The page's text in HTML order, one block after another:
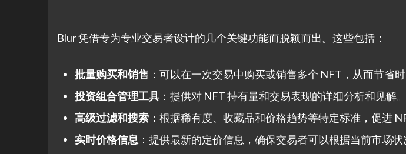
Blur 凭借专为专业交易者设计的几个关键功能而脱颖而出。这些包括：
批量购买和销售 ：可以在一次交易中购买或销售多个 NFT，从而节省时
投资组合管理工具 ：提供对 NFT 持有量和交易表现的详细分析和见解。
高级过滤和搜索 ：根据稀有度、收藏品和价格趋势等特定标准，促进
实时价格信息 ：提供最新的定价信息，确保交易者可以根据当前市场状